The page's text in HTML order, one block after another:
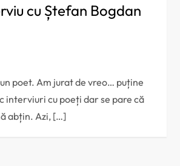
cu Ștefan Bogdan
poet. Am jurat de vreo… puține
interviuri cu poeți dar se pare că
abțin. Azi, […]